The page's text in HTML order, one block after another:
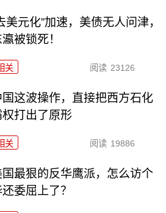
美元化”加速，美债无人问津，
被锁死！
关 阅读 23126
国这波操作，直接把西方石化
权打出了原形
关 阅读 19886
国最狠的反华鹰派，怎么访个
委屈上了？